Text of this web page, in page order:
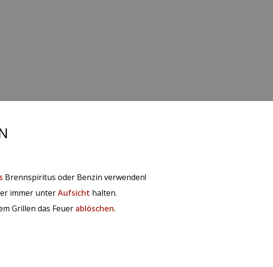
Brennspiritus oder Benzin verwenden!
immer unterAufsicht halten.
Grillen das Feuer ablöschen.